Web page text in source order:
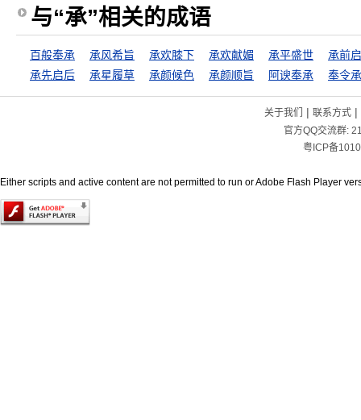
与“承”相关的成语
百般奉承 承风希旨 承欢膝下 承欢献媚 承平盛世
承前
承先启后
承星履草 承颜候色 承颜顺旨 阿谀奉承 奉令
关于我们 | 联系方式|
官方QQ交流群:
粤ICP备
Either scripts and active content are not permitted to run or Adobe Flash Player